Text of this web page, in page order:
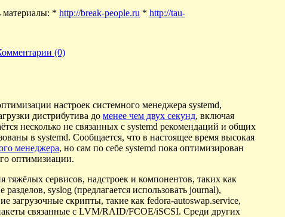
материалы: * http://break-people.ru * http://tau-
(0)
настроек системного менеджера systemd,
дистрибутива до менее чем двух секунд, включая
несколько не связанных с systemd рекомендаций и общих
в systemd. Сообщается, что в настоящее время высокая
менеджера, но сам по себе systemd пока оптимизирован
оптимизиации.
тяжёлых сервисов, надстроек и компонентов, таких как
syslog (предлагается использовать journal),
загрузочные скрипты, такие как fedora-autoswap.service,
связанные с LVM/RAID/FCOE/iSCSI. Среди других